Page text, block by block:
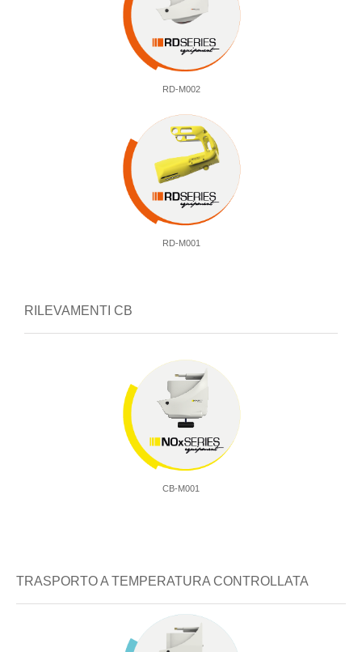
RD-M002
RD-M001
RILEVAMENTI CB
CB-M001
TRASPORTO A TEMPERATURA CONTROLLATA